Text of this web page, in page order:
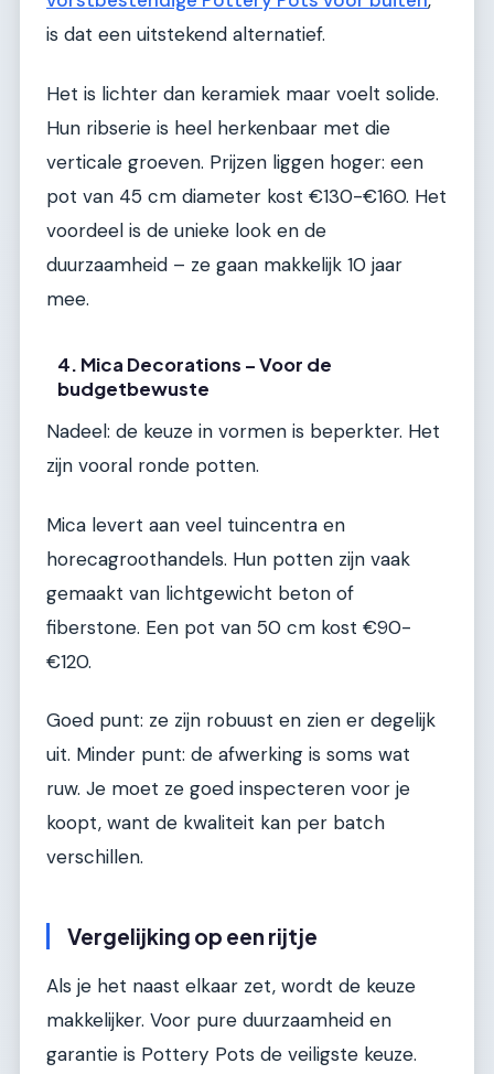
is dat een uitstekend alternatief.
Het is lichter dan keramiek maar voelt solide.
Hun ribserie is heel herkenbaar met die
verticale groeven. Prijzen liggen hoger: een
pot van 45 cm diameter kost €130-€160. Het
voordeel is de unieke look en de
duurzaamheid – ze gaan makkelijk 10 jaar
mee.
4. Mica Decorations – Voor de
budgetbewuste
Nadeel: de keuze in vormen is beperkter. Het
zijn vooral ronde potten.
Mica levert aan veel tuincentra en
horecagroothandels. Hun potten zijn vaak
gemaakt van lichtgewicht beton of
fiberstone. Een pot van 50 cm kost €90-
€120.
Goed punt: ze zijn robuust en zien er degelijk
uit. Minder punt: de afwerking is soms wat
ruw. Je moet ze goed inspecteren voor je
koopt, want de kwaliteit kan per batch
verschillen.
Vergelijking op een rijtje
Als je het naast elkaar zet, wordt de keuze
makkelijker. Voor pure duurzaamheid en
garantie is Pottery Pots de veiligste keuze.